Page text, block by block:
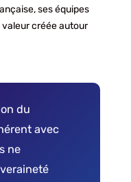
ses équipes
créée autour
du
avec
ne